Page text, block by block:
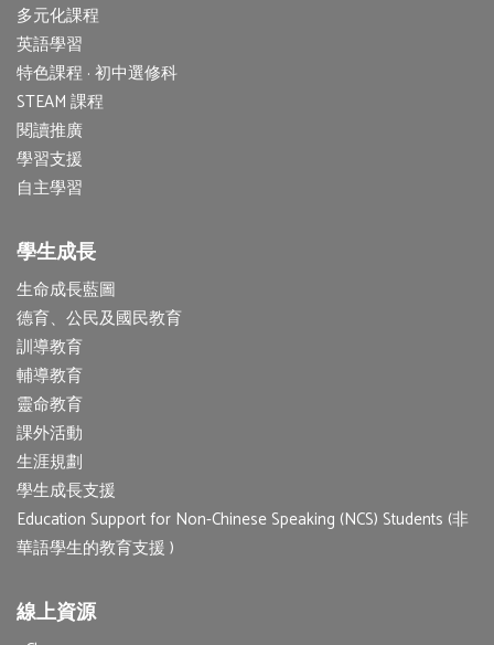
多元化課程
英語學習
特色課程 · 初中選修科
STEAM 課程
閱讀推廣
學習支援
自主學習
學生成長
生命成長藍圖
德育、公民及國民教育
訓導教育
輔導教育
靈命教育
課外活動
生涯規劃
學生成長支援
Education Support for Non-Chinese Speaking (NCS) Students (非
華語學生的教育支援 )
線上資源